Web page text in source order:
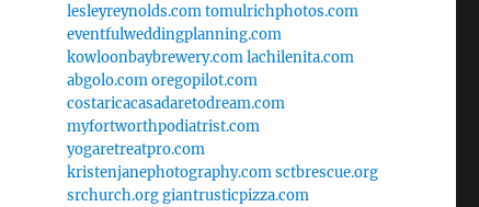
lesleyreynolds.comtomulrichphotos.com
eventfulweddingplanning.com
kowloonbaybrewery.comlachilenita.com
abgolo.comoregopilot.com
costaricacasadaretodream.com
myfortworthpodiatrist.com
yogaretreatpro.com
kristenjanephotography.comsctbrescue.org
srchurch.orggiantrusticpizza.com